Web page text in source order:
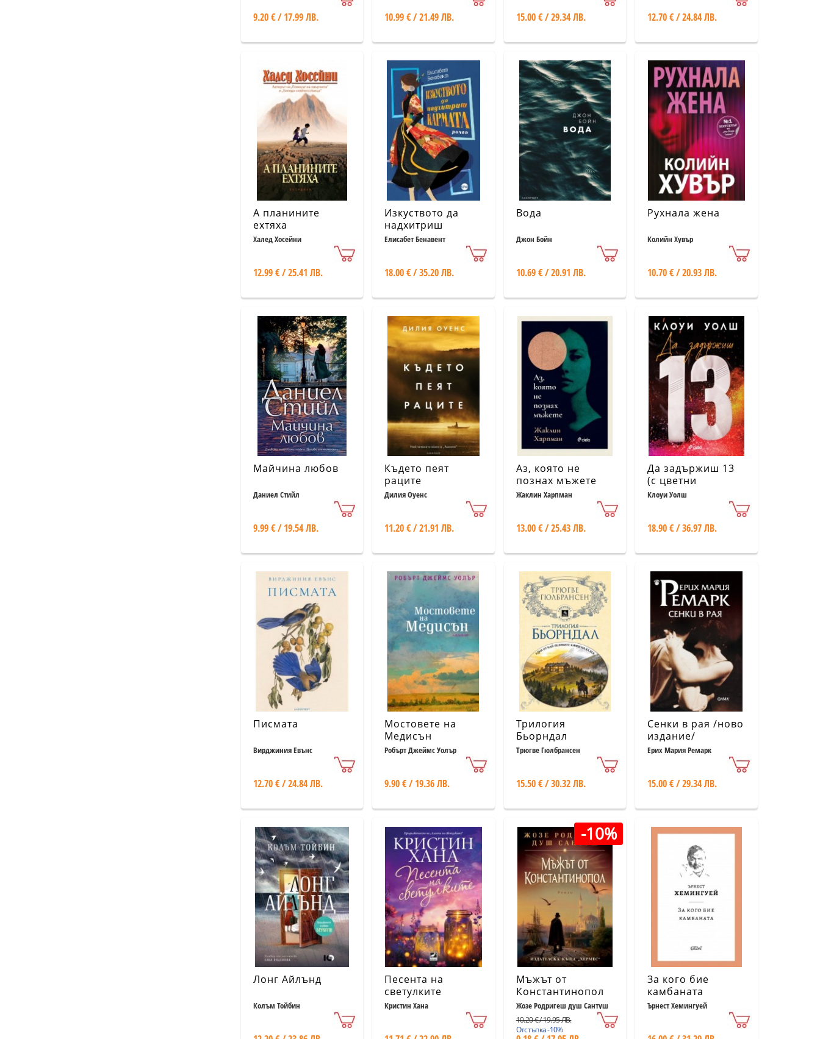
9.20 € / 17.99 ЛВ. 10.99 € / 21.49 ЛВ. 15.00 € / 29.34 ЛВ. 12.70 € / 24.84 ЛВ.
А планините
ехтяха
Халед Хосейни
12.99 € / 25.41 ЛВ.
Изкуството да
надхитриш
кармата
Елисабет Бенавент
18.00 € / 35.20 ЛВ.
Вода
Джон Бойн
10.69 € / 20.91 ЛВ.
Рухнала жена
Колийн Хувър
10.70 € / 20.93 ЛВ.
Майчина любов
Даниел Стийл
9.99 € / 19.54 ЛВ.
Където пеят
раците
Дилия Оуенс
11.20 € / 21.91 ЛВ.
Аз, която не
познах мъжете
Жаклин Харпман
13.00 € / 25.43 ЛВ.
Да задържиш 13
(с цветни
порезки)
Клоуи Уолш
18.90 € / 36.97 ЛВ.
Писмата
Вирджиния Евънс
12.70 € / 24.84 ЛВ.
Мостовете на
Медисън
Робърт Джеймс Уолър
9.90 € / 19.36 ЛВ.
Трилогия
Бьорндал
Трюгве Гюлбрансен
15.50 € / 30.32 ЛВ.
Сенки в рая /ново
издание/
Ерих Мария Ремарк
15.00 € / 29.34 ЛВ.
Лонг Айлънд
Колъм Тойбин
Песента на
светулките
Кристин Хана
-10%
Мъжът от
Константинопол
Жозе Родригеш душ Сантуш
10.20 € / 19.95 ЛВ.
Отстъпка -10%
За кого бие
камбаната
Ърнест Хемингуей